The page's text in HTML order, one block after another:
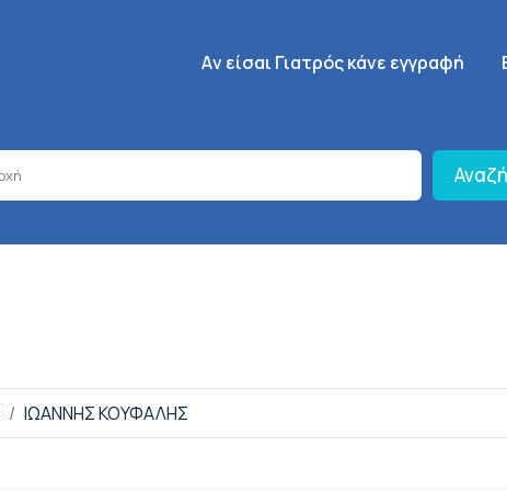
Κεντρική πλοήγηση
Aν είσαι Γιατρός κάνε εγγραφή
ΙΩΑΝΝΗΣ ΚΟΥΦΑΛΗΣ